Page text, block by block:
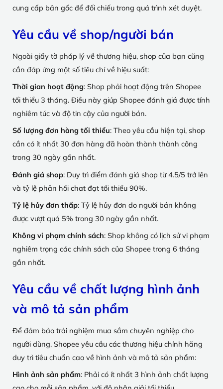
cung cấp bản gốc để đối chiếu trong quá trình xét duyệt.
Yêu cầu về shop/người bán
Ngoài giấy tờ pháp lý về thương hiệu, shop của bạn cũng
cần đáp ứng một số tiêu chí về hiệu suất:
Thời gian hoạt động: Shop phải hoạt động trên Shopee
tối thiểu 3 tháng. Điều này giúp Shopee đánh giá được tính
nghiêm túc và độ tin cậy của người bán.
Số lượng đơn hàng tối thiểu: Theo yêu cầu hiện tại, shop
cần có ít nhất 30 đơn hàng đã hoàn thành thành công
trong 30 ngày gần nhất.
Đánh giá shop: Duy trì điểm đánh giá shop từ 4.5/5 trở lên
và tỷ lệ phản hồi chat đạt tối thiểu 90%.
Tỷ lệ hủy đơn thấp: Tỷ lệ hủy đơn do người bán không
được vượt quá 5% trong 30 ngày gần nhất.
Không vi phạm chính sách: Shop không có lịch sử vi phạm
nghiêm trọng các chính sách của Shopee trong 6 tháng
gần nhất.
Yêu cầu về chất lượng hình ảnh
và mô tả sản phẩm
Để đảm bảo trải nghiệm mua sắm chuyên nghiệp cho
người dùng, Shopee yêu cầu các thương hiệu chính hãng
duy trì tiêu chuẩn cao về hình ảnh và mô tả sản phẩm:
Hình ảnh sản phẩm: Phải có ít nhất 3 hình ảnh chất lượng